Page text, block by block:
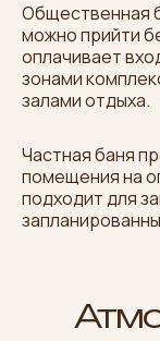
Общественная
можно прийти
оплачивает
зонами
залами отдыха.
Частная баня
помещения на
подходит для